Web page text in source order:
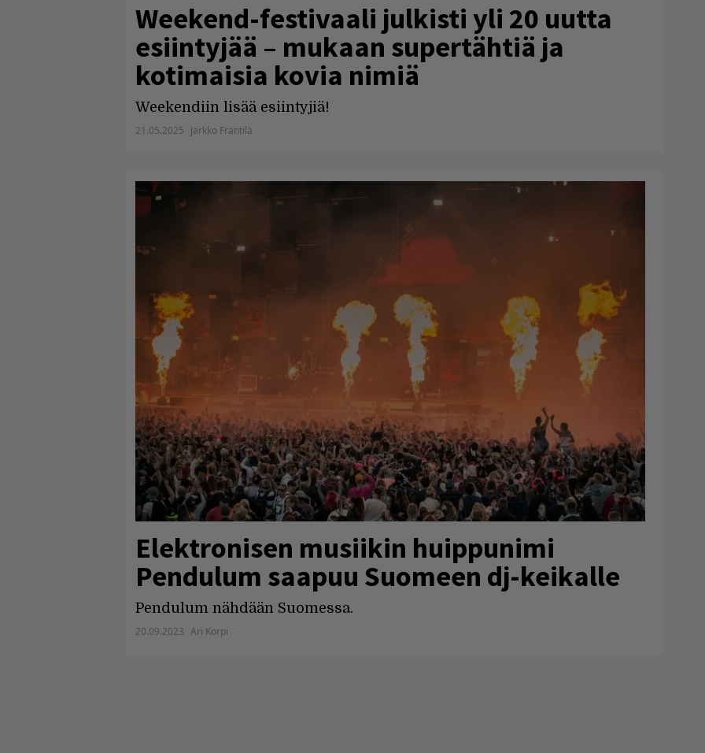
Weekend-festivaali julkisti yli 20 uutta
esiintyjää – mukaan supertähtiä ja
kotimaisia kovia nimiä
Weekendiin lisää esiintyjiä!
21.05.2025 Jarkko Fräntilä
Elektronisen musiikin huippunimi
Pendulum saapuu Suomeen dj-keikalle
Pendulum nähdään Suomessa.
20.09.2023 Ari Korpi